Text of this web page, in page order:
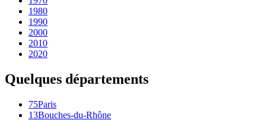
1980
1990
2000
2010
2020
Quelques départements
75Paris
13Bouches-du-Rhône